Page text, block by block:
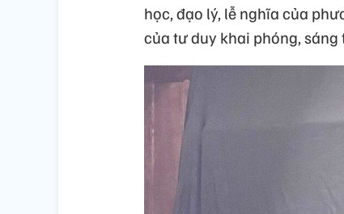
học, đạo lý, lễ nghĩa của
của tư duy khai phóng,